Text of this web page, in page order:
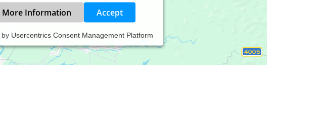
More Information Accept
by Usercentrics Consent Management Platform